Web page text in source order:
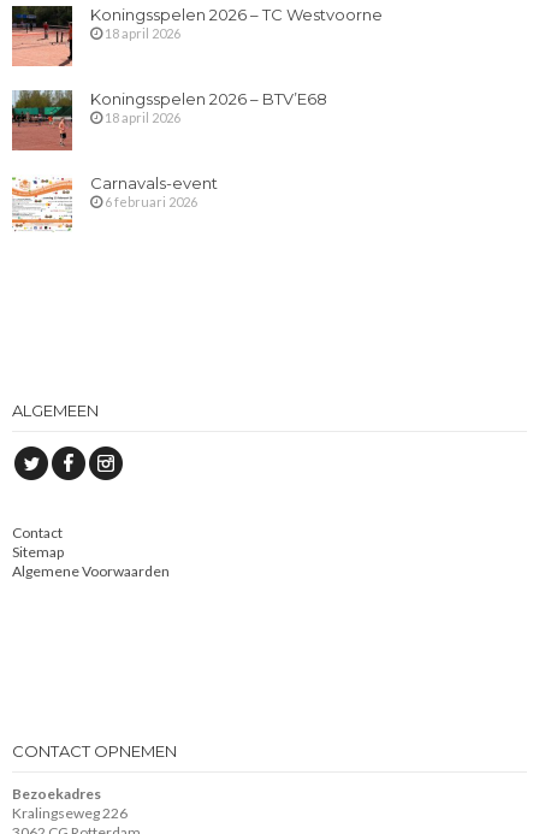
Koningsspelen 2026 – TC Westvoorne
18 april 2026
Koningsspelen 2026 – BTV’E68
18 april 2026
Carnavals-event
6 februari 2026
ALGEMEEN
Contact
Sitemap
Algemene Voorwaarden
CONTACT OPNEMEN
Bezoekadres
Kralingseweg 226